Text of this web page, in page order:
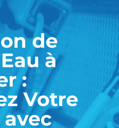
de
à
:
Votre